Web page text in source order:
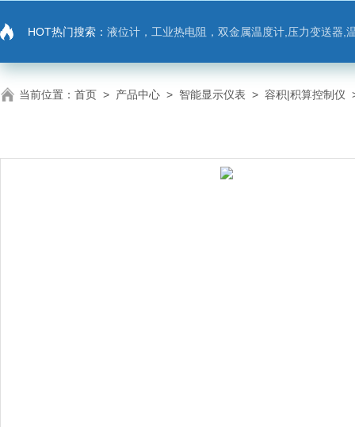
HOT热门搜索： 液位计，工业热电阻，双金属温度计,压力变送器,
当前位置： 首页 > 产品中心 > 智能显示仪表 > 容积|积算控制仪